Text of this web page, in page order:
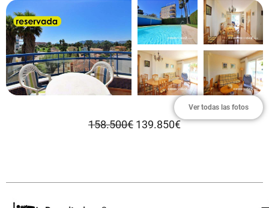
Ver todas las fotos
158.500€ 139.850€